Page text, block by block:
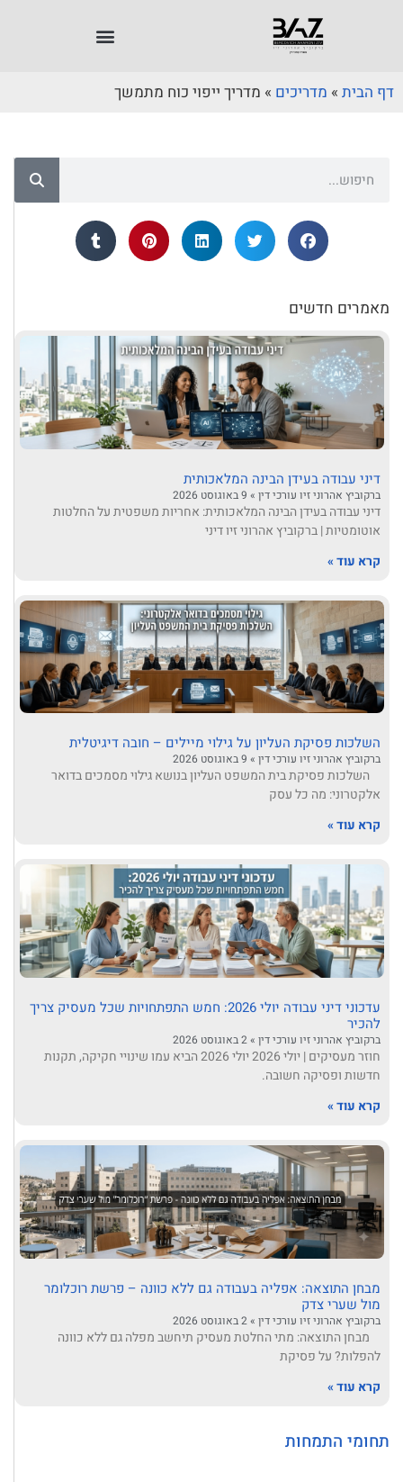
דף הבית » מדריכים » מדריך ייפוי כוח מתמשך
מאמרים חדשים
דיני עבודה בעידן הבינה המלאכותית
ברקוביץ אהרוני זיו עורכי דין
דיני עבודה בעידן הבינה המלאכותית: אחריות משפטית על החלטות
אוטומטיות | ברקוביץ אהרוני זיו דיני
קרא עוד »
השלכות פסיקת העליון על גילוי מיילים – חובה דיגיטלית
ברקוביץ אהרוני זיו עורכי דין
השלכות פסיקת בית המשפט העליון בנושא גילוי מסמכים בדואר
אלקטרוני: מה כל עסק
קרא עוד »
עדכוני דיני עבודה יולי 2026: חמש התפתחויות שכל מעסיק צריך
להכיר
ברקוביץ אהרוני זיו עורכי דין
חוזר מעסיקים | יולי 2026 יולי 2026 הביא עמו שינויי חקיקה, תקנות
חדשות ופסיקה חשובה.
קרא עוד »
מבחן התוצאה: אפליה בעבודה גם ללא כוונה – פרשת רוכלומר
מול שערי צדק
ברקוביץ אהרוני זיו עורכי דין
מבחן התוצאה: מתי החלטת מעסיק תיחשב מפלה גם ללא כוונה
להפלות? על פסיקת
קרא עוד »
תחומי התמחות